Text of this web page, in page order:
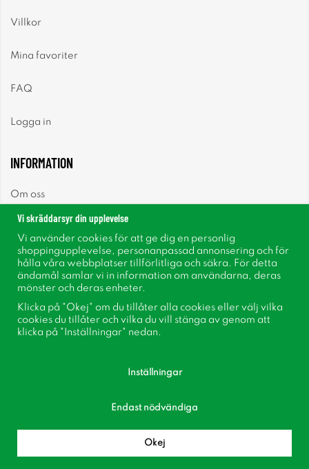
Villkor
Mina favoriter
FAQ
Logga in
INFORMATION
Om oss
Nyhetsbrev
Om cookies
Inspiration
Bli medlem i vår kundklubb!
Vi skräddarsyr din upplevelse
Vi använder cookies för att ge dig en personlig
shoppingupplevelse, personanpassad annonsering och för
hålla våra webbplatser tillförlitliga och säkra. För detta
ändamål samlar vi in information om användarna, deras
mönster och deras enheter.
Klicka på "Okej" om du tillåter alla cookies eller välj vilka
cookies du tillåter och vilka du vill stänga av genom att
klicka på "Inställningar" nedan.
Inställningar
Endast nödvändiga
Okej